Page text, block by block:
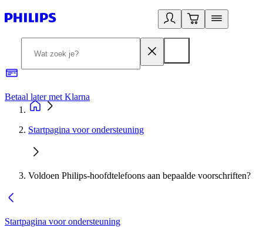
Betaal later met Klarna
Startpagina voor ondersteuning
Voldoen Philips-hoofdtelefoons aan bepaalde voorschriften?
Startpagina voor ondersteuning